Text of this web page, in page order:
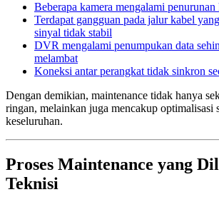
Beberapa kamera mengalami
Terdapat gangguan pada jalur kabel
sinyal tidak stabil
DVR mengalami penumpukan data
melambat
Koneksi antar perangkat tidak sinkron
Dengan demikian, maintenance tidak hanya
ringan, melainkan juga mencakup optimalisasi
keseluruhan.
Proses Maintenance yang
Teknisi